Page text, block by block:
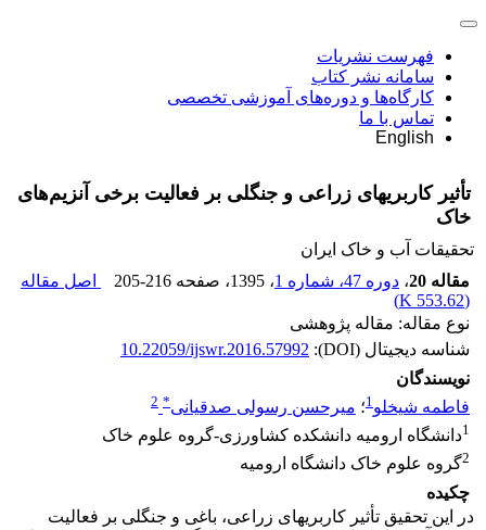
فهرست نشریات
سامانه نشر کتاب
کارگاه‌ها و دوره‌های آموزشی تخصصی
تماس با ما
English
تأثیر کاربری‏های زراعی و جنگلی بر فعالیت برخی آنزیم‌های
خاک‏
تحقیقات آب و خاک ایران
مقاله 20
، دوره 47، شماره 1 ، 1395 ، صفحه 205-216
اصل مقاله
(
553.62 K
)
نوع مقاله: مقاله پژوهشی
شناسه دیجیتال (DOI):
10.22059/ijswr.2016.57992
نویسندگان
فاطمه شیخلو1؛ میرحسن رسولی صدقیانی*
2
1دانشگاه ارومیه دانشکده کشاورزی-گروه علوم خاک
2گروه علوم خاک دانشگاه ارومیه
چکیده
در این تحقیق تأثیر کاربری‏های زراعی، باغی و جنگلی بر فعالیت